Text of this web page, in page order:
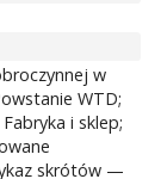
w
WTD;
i sklep;
skrótów —